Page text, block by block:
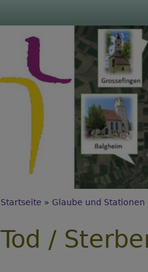
Breadcrumb
Startseite Glaube und Stationen
Tod /